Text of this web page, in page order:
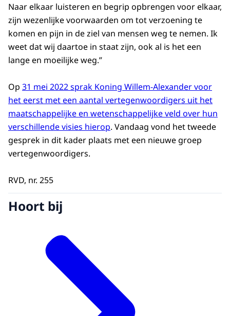
Naar elkaar luisteren en begrip opbrengen voor elkaar,
zijn wezenlijke voorwaarden om tot verzoening te
komen en pijn in de ziel van mensen weg te nemen. Ik
weet dat wij daartoe in staat zijn, ook al is het een
lange en moeilijke weg.”
Op 31 mei 2022 sprak Koning Willem-Alexander voor
het eerst met een aantal vertegenwoordigers uit het
maatschappelijke en wetenschappelijke veld over hun
verschillende visies hierop. Vandaag vond het tweede
gesprek in dit kader plaats met een nieuwe groep
vertegenwoordigers.
RVD, nr. 255
Hoort bij